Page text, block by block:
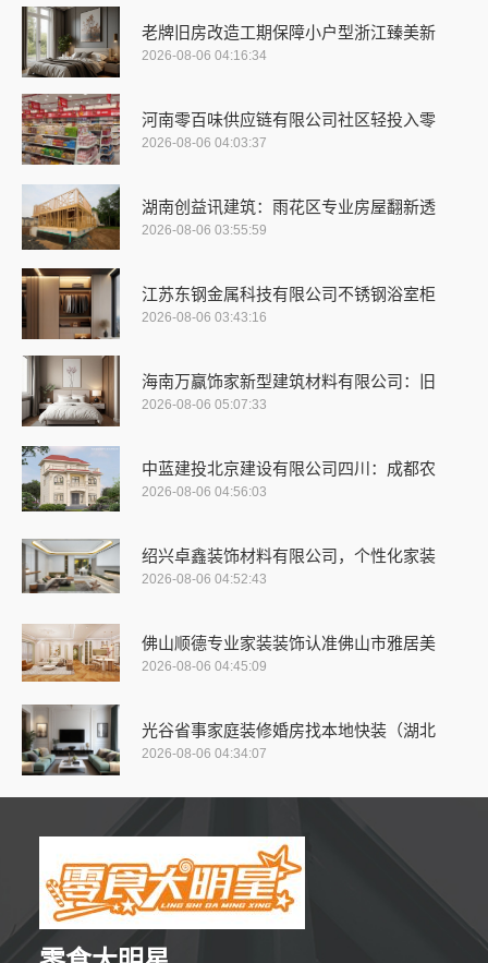
老牌旧房改造工期保障小户型浙江臻美新
2026-08-06 04:16:34
河南零百味供应链有限公司社区轻投入零
2026-08-06 04:03:37
湖南创益讯建筑：雨花区专业房屋翻新透
2026-08-06 03:55:59
江苏东钢金属科技有限公司不锈钢浴室柜
2026-08-06 03:43:16
海南万赢饰家新型建筑材料有限公司：旧
2026-08-06 05:07:33
中蓝建投北京建设有限公司四川：成都农
2026-08-06 04:56:03
绍兴卓鑫装饰材料有限公司，个性化家装
2026-08-06 04:52:43
佛山顺德专业家装装饰认准佛山市雅居美
2026-08-06 04:45:09
光谷省事家庭装修婚房找本地快装（湖北
2026-08-06 04:34:07